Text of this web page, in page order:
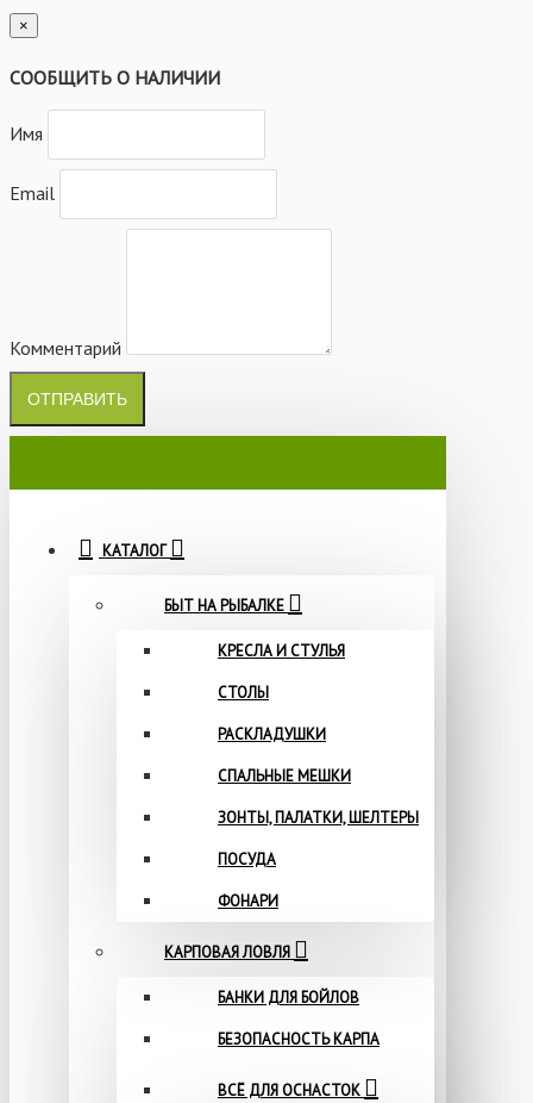
×
СООБЩИТЬ О НАЛИЧИИ
Имя
Email
Комментарий
ОТПРАВИТЬ
КАТАЛОГ
БЫТ НА РЫБАЛКЕ
КРЕСЛА И СТУЛЬЯ
СТОЛЫ
РАСКЛАДУШКИ
СПАЛЬНЫЕ МЕШКИ
ЗОНТЫ, ПАЛАТКИ, ШЕЛТЕРЫ
ПОСУДА
ФОНАРИ
КАРПОВАЯ ЛОВЛЯ
БАНКИ ДЛЯ БОЙЛОВ
БЕЗОПАСНОСТЬ КАРПА
ВСЁ ДЛЯ ОСНАСТОК